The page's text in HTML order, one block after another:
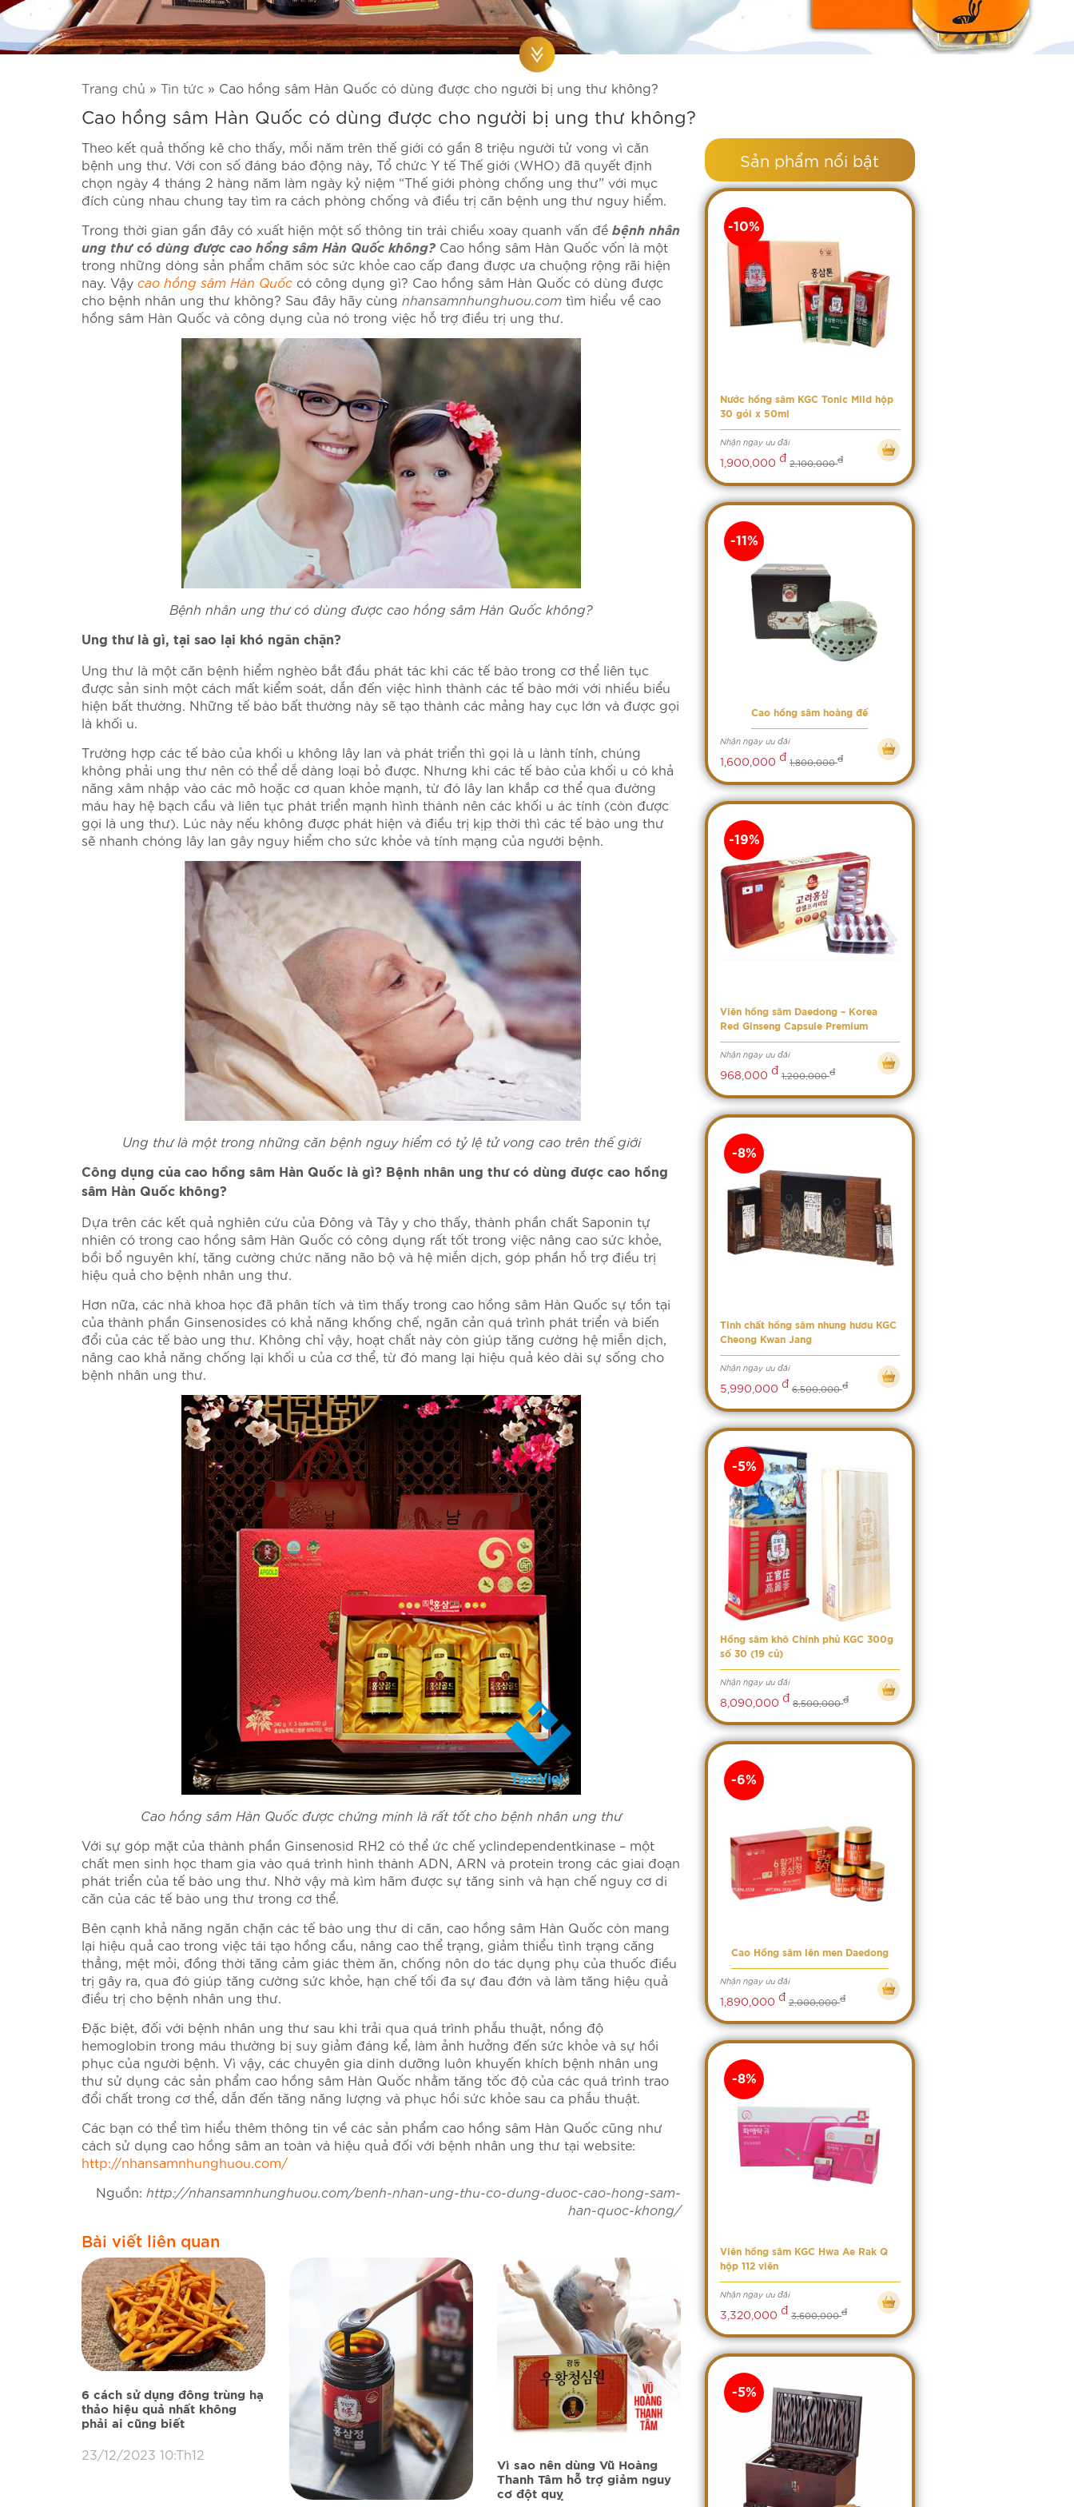
Trang chủ » Tin tức » Cao hồng sâm Hàn Quốc có dùng được cho người bị ung thư không?
Cao hồng sâm Hàn Quốc có dùng được cho người bị ung thư không?
Theo kết quả thống kê cho thấy, mỗi năm trên thế giới có gần 8 triệu người tử vong vì căn
bệnh ung thư. Với con số đáng báo động này, Tổ chức Y tế Thế giới (WHO) đã quyết định
chọn ngày 4 tháng 2 hàng năm làm ngày kỷ niệm “Thế giới phòng chống ung thư” với mục
đích cùng nhau chung tay tìm ra cách phòng chống và điều trị căn bệnh ung thư nguy hiểm.
Trong thời gian gần đây có xuất hiện một số thông tin trái chiều xoay quanh vấn đề bệnh nhân
ung thư có dùng được cao hồng sâm Hàn Quốc không? Cao hồng sâm Hàn Quốc vốn là một
trong những dòng sản phẩm chăm sóc sức khỏe cao cấp đang được ưa chuộng rộng rãi hiện
nay. Vậy cao hồng sâm Hàn Quốc có công dụng gì? Cao hồng sâm Hàn Quốc có dùng được
cho bệnh nhân ung thư không? Sau đây hãy cùng nhansamnhunghuou.com tìm hiểu về cao
hồng sâm Hàn Quốc và công dụng của nó trong việc hỗ trợ điều trị ung thư.
Bệnh nhân ung thư có dùng được cao hồng sâm Hàn Quốc không?
Ung thư là gì, tại sao lại khó ngăn chặn?
Ung thư là một căn bệnh hiểm nghèo bắt đầu phát tác khi các tế bào trong cơ thể liên tục
được sản sinh một cách mất kiểm soát, dẫn đến việc hình thành các tế bào mới với nhiều biểu
hiện bất thường. Những tế bào bất thường này sẽ tạo thành các mảng hay cục lớn và được gọi
là khối u.
Trường hợp các tế bào của khối u không lây lan và phát triển thì gọi là u lành tính, chúng
không phải ung thư nên có thể dễ dàng loại bỏ được. Nhưng khi các tế bào của khối u có khả
năng xâm nhập vào các mô hoặc cơ quan khỏe mạnh, từ đó lây lan khắp cơ thể qua đường
máu hay hệ bạch cầu và liên tục phát triển mạnh hình thành nên các khối u ác tính (còn được
gọi là ung thư). Lúc này nếu không được phát hiện và điều trị kịp thời thì các tế bào ung thư
sẽ nhanh chóng lây lan gây nguy hiểm cho sức khỏe và tính mạng của người bệnh.
Ung thư là một trong những căn bệnh nguy hiểm có tỷ lệ tử vong cao trên thế giới
Công dụng của cao hồng sâm Hàn Quốc là gì? Bệnh nhân ung thư có dùng được cao hồng
sâm Hàn Quốc không?
Dựa trên các kết quả nghiên cứu của Đông và Tây y cho thấy, thành phần chất Saponin tự
nhiên có trong cao hồng sâm Hàn Quốc có công dụng rất tốt trong việc nâng cao sức khỏe,
bồi bổ nguyên khí, tăng cường chức năng não bộ và hệ miễn dịch, góp phần hỗ trợ điều trị
hiệu quả cho bệnh nhân ung thư.
Hơn nữa, các nhà khoa học đã phân tích và tìm thấy trong cao hồng sâm Hàn Quốc sự tồn tại
của thành phần Ginsenosides có khả năng khống chế, ngăn cản quá trình phát triển và biến
đổi của các tế bào ung thư. Không chỉ vậy, hoạt chất này còn giúp tăng cường hệ miễn dịch,
nâng cao khả năng chống lại khối u của cơ thể, từ đó mang lại hiệu quả kéo dài sự sống cho
bệnh nhân ung thư.
Cao hồng sâm Hàn Quốc được chứng minh là rất tốt cho bệnh nhân ung thư
Với sự góp mặt của thành phần Ginsenosid RH2 có thể ức chế yclindependentkinase – một
chất men sinh học tham gia vào quá trình hình thành ADN, ARN và protein trong các giai đoạn
phát triển của tế bào ung thư. Nhờ vậy mà kìm hãm được sự tăng sinh và hạn chế nguy cơ di
căn của các tế bào ung thư trong cơ thể.
Bên cạnh khả năng ngăn chặn các tế bào ung thư di căn, cao hồng sâm Hàn Quốc còn mang
lại hiệu quả cao trong việc tái tạo hồng cầu, nâng cao thể trạng, giảm thiểu tình trạng căng
thẳng, mệt mỏi, đồng thời tăng cảm giác thèm ăn, chống nôn do tác dụng phụ của thuốc điều
trị gây ra, qua đó giúp tăng cường sức khỏe, hạn chế tối đa sự đau đớn và làm tăng hiệu quả
điều trị cho bệnh nhân ung thư.
Đặc biệt, đối với bệnh nhân ung thư sau khi trải qua quá trình phẫu thuật, nồng độ
hemoglobin trong máu thường bị suy giảm đáng kể, làm ảnh hưởng đến sức khỏe và sự hồi
phục của người bệnh. Vì vậy, các chuyên gia dinh dưỡng luôn khuyến khích bệnh nhân ung
thư sử dụng các sản phẩm cao hồng sâm Hàn Quốc nhằm tăng tốc độ của các quá trình trao
đổi chất trong cơ thể, dẫn đến tăng năng lượng và phục hồi sức khỏe sau ca phẫu thuật.
Các bạn có thể tìm hiểu thêm thông tin về các sản phẩm cao hồng sâm Hàn Quốc cũng như
cách sử dụng cao hồng sâm an toàn và hiệu quả đối với bệnh nhân ung thư tại website:
http://nhansamnhunghuou.com/
Nguồn: http://nhansamnhunghuou.com/benh-nhan-ung-thu-co-dung-duoc-cao-hong-sam-
han-quoc-khong/
Bài viết liên quan
6 cách sử dụng đông trùng hạ
thảo hiệu quả nhất không
phải ai cũng biết
23/12/2023 10:Th12
Vì sao nên dùng Vũ Hoàng
Thanh Tâm hỗ trợ giảm nguy
cơ đột quỵ
Sản phẩm nổi bật
Nước hồng sâm KGC Tonic Mild hộp
30 gói x 50ml
Nhận ngay ưu đãi
1,900,000 đ 2,100,000đ
-10%
Cao hồng sâm hoàng đế
Nhận ngay ưu đãi
1,600,000 đ 1,800,000đ
-11%
Viên hồng sâm Daedong – Korea
Red Ginseng Capsule Premium
Nhận ngay ưu đãi
968,000 đ 1,200,000đ
-19%
Tinh chất hồng sâm nhung hươu KGC
Cheong Kwan Jang
Nhận ngay ưu đãi
5,990,000 đ 6,500,000đ
-8%
Hồng sâm khô Chính phủ KGC 300g
số 30 (19 củ)
Nhận ngay ưu đãi
8,090,000 đ 8,500,000đ
-5%
Cao Hồng sâm lên men Daedong
Nhận ngay ưu đãi
1,890,000 đ 2,000,000đ
-6%
Viên hồng sâm KGC Hwa Ae Rak Q
hộp 112 viên
Nhận ngay ưu đãi
3,320,000 đ 3,600,000đ
-8%
-5%